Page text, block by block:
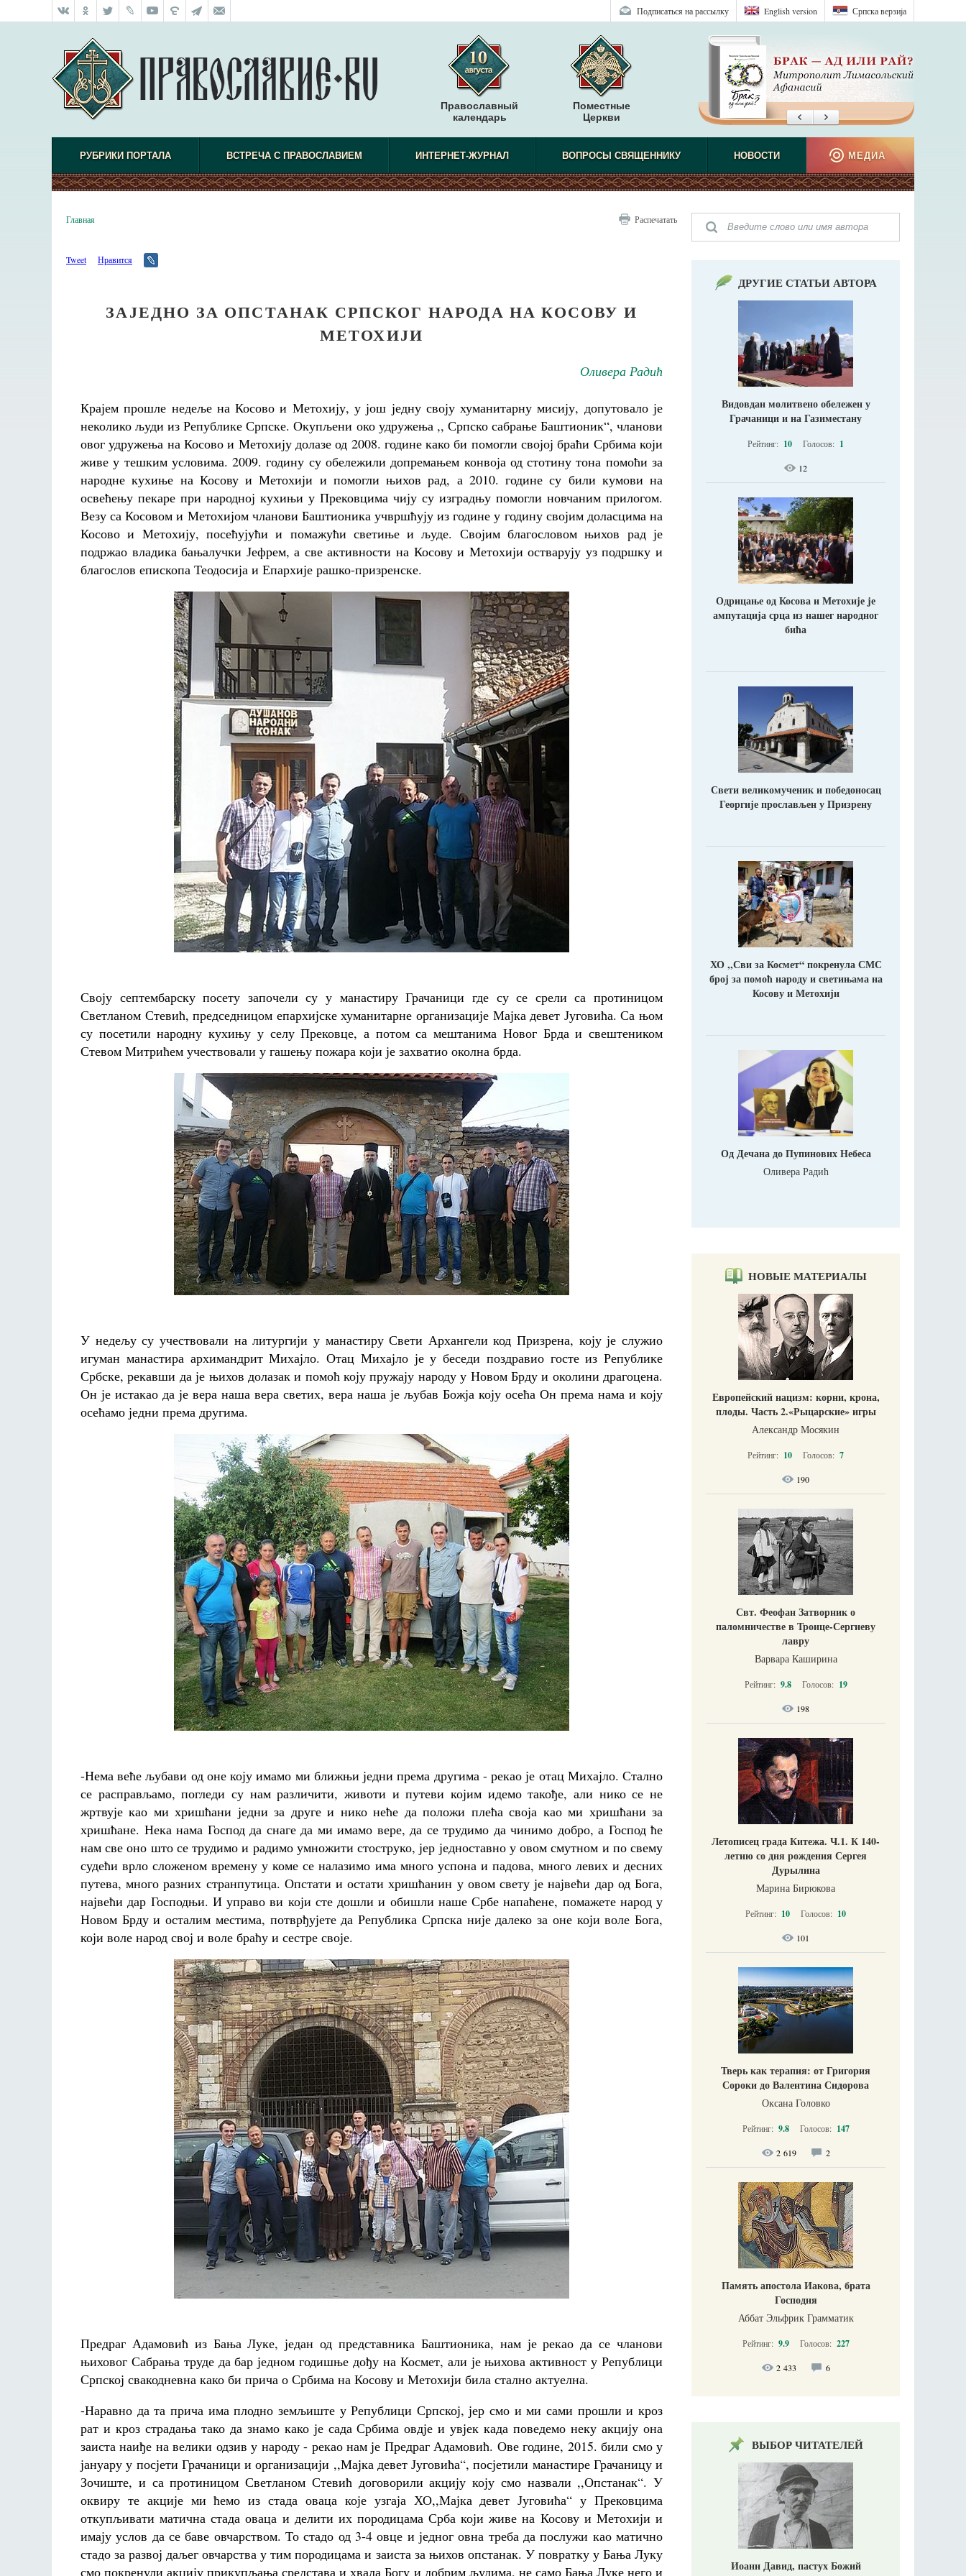
Српска верзиjа
English version
Подписаться на рассылку
Православный
календарь
Поместные
Церкви
РУБРИКИ ПОРТАЛА ВСТРЕЧА С ПРАВОСЛАВИЕМ ИНТЕРНЕТ-ЖУРНАЛ ВОПРОСЫ СВЯЩЕННИКУ НОВОСТИ МЕДИА
Главная Распечатать
Tweet Нравится
ЗАЈЕДНО ЗА ОПСТАНАК СРПСКОГ НАРОДА НА КОСОВУ И
МЕТОХИЈИ
Оливера Радић
Крајем прошле недеље на Косово и Метохију, у још једну своју хуманитарну мисију, допутовало је
неколико људи из Републике Српске. Окупљени око удружења ,, Српско сабрање Баштионик“, чланови
овог удружења на Косово и Метохију долазе од 2008. године како би помогли својој браћи Србима који
живе у тешким условима. 2009. годину су обележили допремањем конвоја од стотину тона помоћи за
народне кухиње на Косову и Метохији и помогли њихов рад, а 2010. године су били кумови на
освећењу пекаре при народној кухињи у Прековцима чију су изградњу помогли новчаним прилогом.
Везу са Косовом и Метохијом чланови Баштионика учвршћују из године у годину својим доласцима на
Косово и Метохију, посећујући и помажући светиње и људе. Својим благословом њихов рад је
подржао владика бањалучки Јефрем, а све активности на Косову и Метохији остварују уз подршку и
благослов епископа Теодосија и Епархије рашко-призренске.
Своју септембарску посету започели су у манастиру Грачаници где су се срели са протиницом
Светланом Стевић, председницом епархијске хуманитарне организације Мајка девет Југовића. Са њом
су посетили народну кухињу у селу Прековце, а потом са мештанима Новог Брда и свештеником
Стевом Митрићем учествовали у гашењу пожара који је захватио околна брда.
У недељу су учествовали на литургији у манастиру Свети Архангели код Призрена, коју је служио
игуман манастира архимандрит Михајло. Отац Михајло је у беседи поздравио госте из Републике
Србске, рекавши да је њихов долазак и помоћ коју пружају народу у Новом Брду и околини драгоцена.
Он је истакао да је вера наша вера светих, вера наша је љубав Божја коју осећа Он према нама и коју
осећамо једни према другима.
-Нема веће љубави од оне коју имамо ми ближњи једни према другима - рекао је отац Михајло. Стално
се расправљамо, погледи су нам различити, животи и путеви којим идемо такође, али нико се не
жртвује као ми хришћани једни за друге и нико неће да положи плећа своја као ми хришћани за
хришћане. Нека нама Господ да снаге да ми имамо вере, да се трудимо да чинимо добро, а Господ ће
нам све оно што се трудимо и радимо умножити стоструко, јер једноставно у овом смутном и по свему
судећи врло сложеном времену у коме се налазимо има много успона и падова, много левих и десних
путева, много разних странпутица. Опстати и остати хришћанин у овом свету је највећи дар од Бога,
највећи дар Господњи. И управо ви који сте дошли и обишли наше Србе напаћене, помажете народ у
Новом Брду и осталим местима, потврђујете да Република Српска није далеко за оне који воле Бога,
који воле народ свој и воле браћу и сестре своје.
Предраг Адамовић из Бања Луке, један од представника Баштионика, нам је рекао да се чланови
њиховог Сабрања труде да бар једном годишње дођу на Космет, али је њихова активност у Републици
Српској свакодневна како би прича о Србима на Косову и Метохији била стално актуелна.
-Наравно да та прича има плодно земљиште у Републици Српској, јер смо и ми сами прошли и кроз
рат и кроз страдања тако да знамо како је сада Србима овдје и увјек када поведемо неку акцију она
заиста наиђе на велики одзив у народу - рекао нам је Предраг Адамовић. Ове године, 2015. били смо у
јануару у посјети Грачаници и организацији ,,Мајка девет Југовића“, посјетили манастире Грачаницу и
Зочиште, и са протиницом Светланом Стевић договорили акцију коју смо назвали ,,Опстанак“. У
оквиру те акције ми ћемо из стада оваца које узгаја ХО,,Мајка девет Југовића“ у Прековцима
откупљивати матична стада оваца и делити их породицама Срба који живе на Косову и Метохији и
имају услов да се баве овчарством. То стадо од 3-4 овце и једног овна треба да послужи као матично
стадо за развој даљег овчарства у тим породицама и заиста за њихов опстанак. У повратку у Бања Луку
смо покренули акцију прикупљања средстава и хвала Богу и добрим људима, не само Бања Луке него и
ДРУГИЕ СТАТЬИ АВТОРА
Видовдан молитвено обележен у
Грачаници и на Газиместану
Рейтинг: 10 Голосов: 1
12
Одрицање од Косова и Метохије jе
ампутација срца из нашег народног
бића
Свети великомученик и победоносац
Георгије прослављен у Призрену
ХО ,,Сви за Космет“ покренула СМС
број за помоћ народу и светињама на
Косову и Метохији
Од Дечана до Пупинових Небеса
Оливера Радић
НОВЫЕ МАТЕРИАЛЫ
Европейский нацизм: корни, крона,
плоды. Часть 2.«Рыцарские» игры
Александр Мосякин
Рейтинг: 10 Голосов: 7
190
Свт. Феофан Затворник о
паломничестве в Троице-Сергиеву
лавру
Варвара Каширина
Рейтинг: 9.8 Голосов: 19
198
Летописец града Китежа. Ч.1. К 140-
летию со дня рождения Сергея
Дурылина
Марина Бирюкова
Рейтинг: 10 Голосов: 10
101
Тверь как терапия: от Григория
Сороки до Валентина Сидорова
Оксана Головко
Рейтинг: 9.8 Голосов: 147
2 619 2
Память апостола Иакова, брата
Господня
Аббат Эльфрик Грамматик
Рейтинг: 9.9 Голосов: 227
2 433 6
ВЫБОР ЧИТАТЕЛЕЙ
Иоанн Давид, пастух Божий